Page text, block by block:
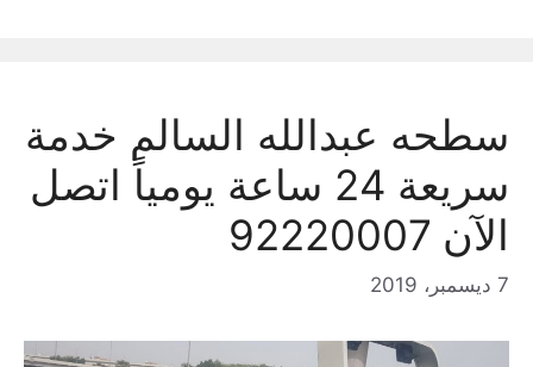
سطحه عبدالله السالم خدمة
سريعة 24 ساعة يومياً اتصل
الآن 92220007